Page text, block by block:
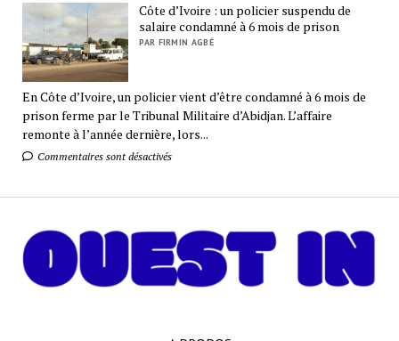
Côte d’Ivoire : un policier suspendu de
salaire condamné à 6 mois de prison
PAR FIRMIN AGBÉ
En Côte d’Ivoire, un policier vient d’être condamné à 6 mois de
prison ferme par le Tribunal Militaire d’Abidjan. L’affaire
remonte à l’année dernière, lors...
Commentaires sont désactivés